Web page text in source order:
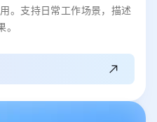
。支持日常工作场景，描述